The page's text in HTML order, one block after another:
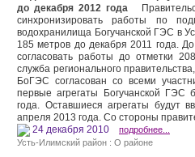
до декабря 2012 года
синхронизировать работы по
водохранилища Богучанской ГЭС в
185 метров до декабря 2011 года.
согласовать работы до отметки
служба регионального
БоГЭС согласован со всеми
первые агрегаты Богучанской ГЭС
года. Оставшиеся агрегаты будут
апреля 2013 года. Со стороны
24 декабря 2010 подробнее...
Усть-Илимский район : О районе